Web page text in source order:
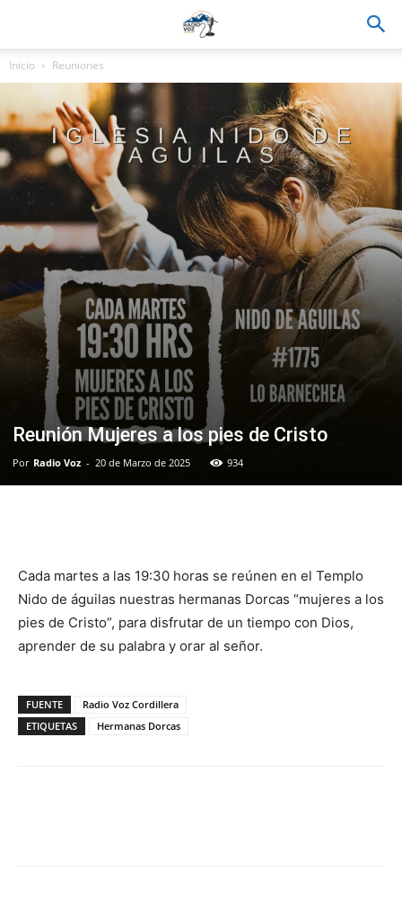
Inicio Reuniones
Reunión Mujeres a los pies de Cristo
Por Radio Voz - 20 de Marzo de 2025 934
Cada martes a las 19:30 horas se reúnen en el Templo
Nido de águilas nuestras hermanas Dorcas “mujeres a los
pies de Cristo”, para disfrutar de un tiempo con Dios,
aprender de su palabra y orar al señor.
FUENTE
Radio Voz Cordillera
ETIQUETAS
Hermanas Dorcas